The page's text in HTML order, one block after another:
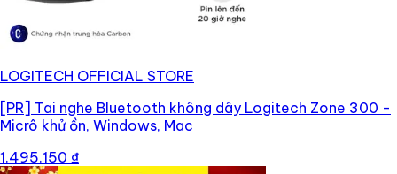
LOGITECH OFFICIAL STORE
[PR] Tai nghe Bluetooth không dây Logitech Zone 300 -
Micrô khử ồn, Windows, Mac
1.495.150 ₫